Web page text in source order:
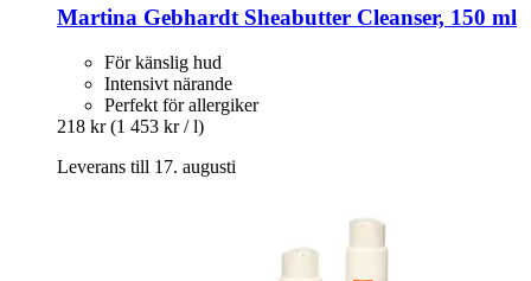
Martina Gebhardt Sheabutter Cleanser, 150 ml
För känslig hud
Intensivt närande
Perfekt för allergiker
218 kr (1 453 kr / l)
Leverans till 17. augusti